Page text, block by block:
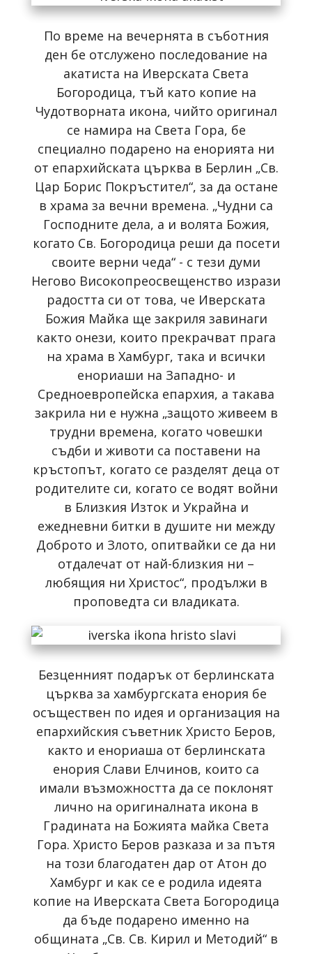
По време на вечернята в съботния
ден бе отслужено последование на
акатиста на Иверската Света
Богородица, тъй като копие на
Чудотворната икона, чийто оригинал
се намира на Света Гора, бе
специално подарено на енорията ни
от епархийската църква в Берлин „Св.
Цар Борис Покръстител“, за да остане
в храма за вечни времена. „Чудни са
Господните дела, а и волята Божия,
когато Св. Богородица реши да посети
своите верни чеда“ - с тези думи
Негово Високопреосвещенство изрази
радостта си от това, че Иверската
Божия Майка ще закриля завинаги
както онези, които прекрачват прага
на храма в Хамбург, така и всички
енориаши на Западно- и
Средноевропейска епархия, а такава
закрила ни е нужна „защото живеем в
трудни времена, когато човешки
съдби и животи са поставени на
кръстопът, когато се разделят деца от
родителите си, когато се водят войни
в Близкия Изток и Украйна и
ежедневни битки в душите ни между
Доброто и Злото, опитвайки се да ни
отдалечат от най-близкия ни –
любящия ни Христос“, продължи в
проповедта си владиката.
Безценният подарък от берлинската
църква за хамбургската енория бе
осъществен по идея и организация на
епархийския съветник Христо Беров,
както и енориаша от берлинската
енория Слави Елчинов, които са
имали възможността да се поклонят
лично на оригиналната икона в
Градината на Божията майка Света
Гора. Христо Беров разказа и за пътя
на този благодатен дар от Атон до
Хамбург и как се е родила идеята
копие на Иверската Света Богородица
да бъде подарено именно на
общината „Св. Св. Кирил и Методий“ в